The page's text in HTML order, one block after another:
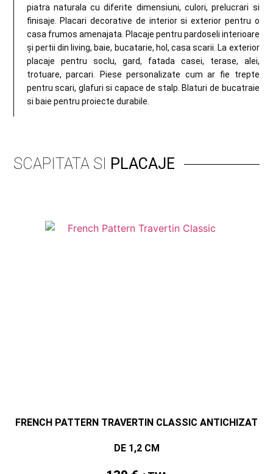
piatra naturala cu diferite dimensiuni, culori, prelucrari si
finisaje. Placari decorative de interior si exterior pentru o
casa frumos amenajata. Placaje pentru pardoseli interioare
și pertii din living, baie, bucatarie, hol, casa scarii. La exterior
placaje pentru soclu, gard, fatada casei, terase, alei,
trotuare, parcari. Piese personalizate cum ar fie trepte
pentru scari, glafuri si capace de stalp. Blaturi de bucatraie
si baie pentru proiecte durabile.
SCAPITATA SI PLACAJE
FRENCH PATTERN TRAVERTIN CLASSIC ANTICHIZAT
DE 1,2 CM